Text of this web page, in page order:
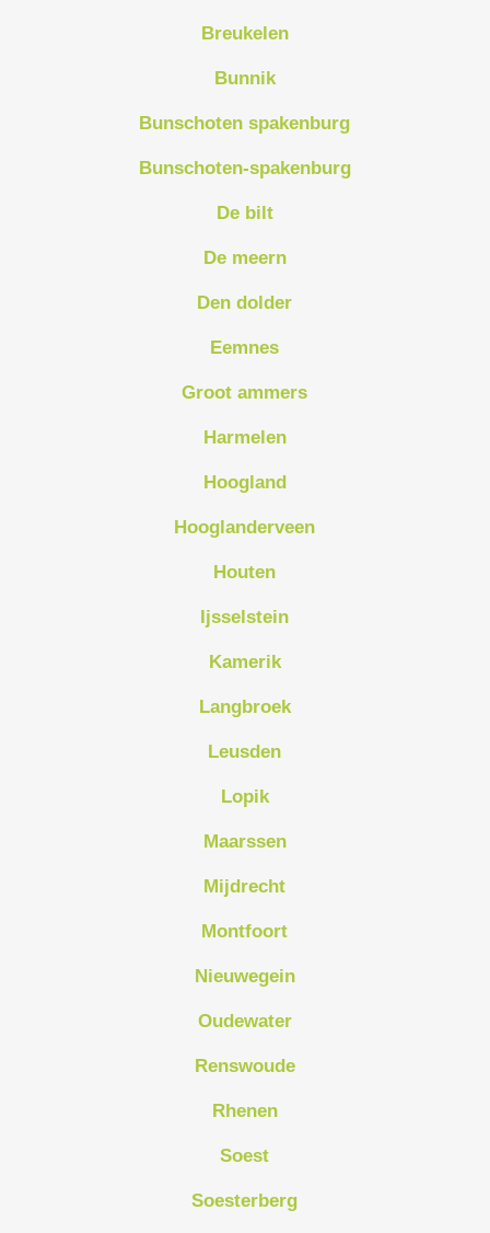
Breukelen
Bunnik
Bunschoten spakenburg
Bunschoten-spakenburg
De bilt
De meern
Den dolder
Eemnes
Groot ammers
Harmelen
Hoogland
Hooglanderveen
Houten
Ijsselstein
Kamerik
Langbroek
Leusden
Lopik
Maarssen
Mijdrecht
Montfoort
Nieuwegein
Oudewater
Renswoude
Rhenen
Soest
Soesterberg